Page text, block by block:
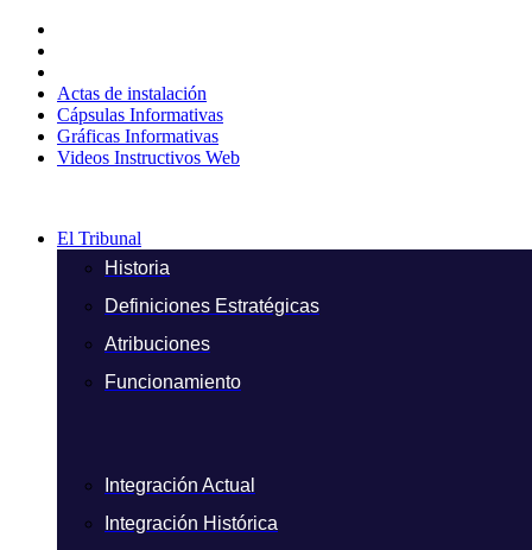
contenido
Actas de instalación
Cápsulas Informativas
Gráficas Informativas
Videos Instructivos Web
El Tribunal
Historia
Definiciones Estratégicas
Atribuciones
Funcionamiento
Integración Actual
Integración Histórica